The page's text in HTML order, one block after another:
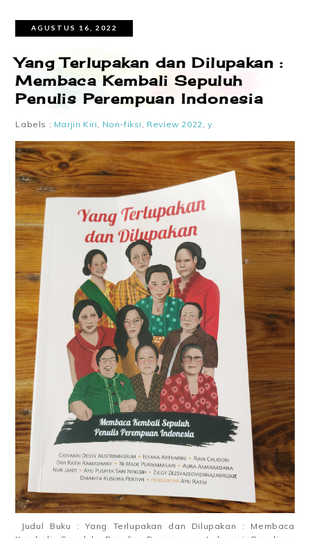
AGUSTUS 16, 2022
Yang Terlupakan dan Dilupakan :
Membaca Kembali Sepuluh
Penulis Perempuan Indonesia
Labels : Marjin Kiri, Non-fiksi , Review 2022,y
Judul Buku : Yang Terlupakan dan Dilupakan : Membaca